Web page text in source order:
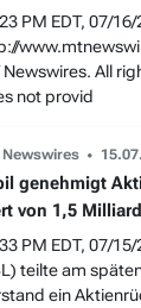
PM EDT, 07/
Newswires. All
not provid
Newswires
genehmigt
von 1,5
PM EDT, 07/
teilte am
ein